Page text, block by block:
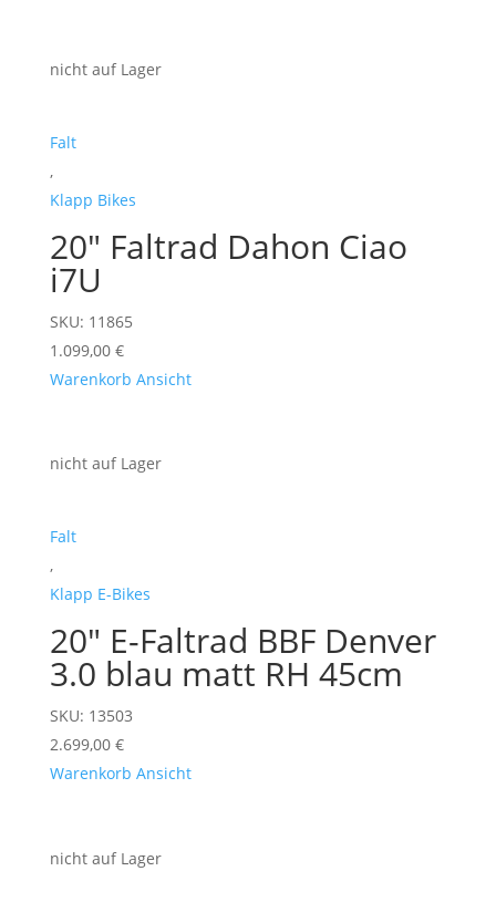
nicht auf Lager
Falt
,
Klapp Bikes
20" Faltrad Dahon Ciao
i7U
SKU: 11865
1.099,00 €
Warenkorb Ansicht
nicht auf Lager
Falt
,
Klapp E-Bikes
20" E-Faltrad BBF Denver
3.0 blau matt RH 45cm
SKU: 13503
2.699,00 €
Warenkorb Ansicht
nicht auf Lager